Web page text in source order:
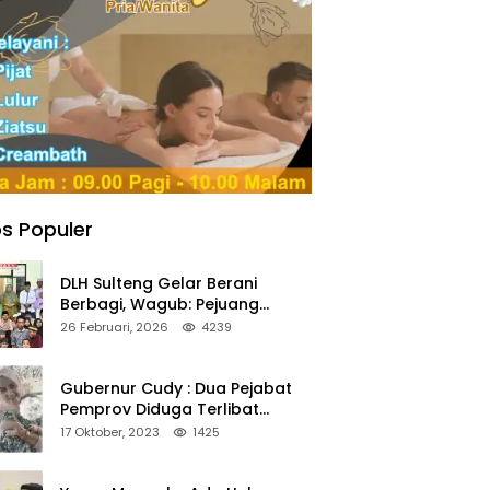
Populer
DLH Sulteng Gelar Berani
Berbagi, Wagub: Pejuang
Lingkungan Harus Jadi Teladan
26 Februari, 2026 4239
Gubernur Cudy : Dua Pejabat
Pemprov Diduga Terlibat
Asmara Terlarang Sudah di
17 Oktober, 2023 1425